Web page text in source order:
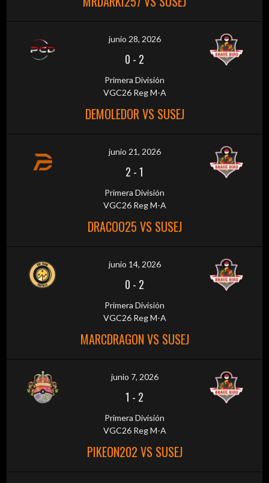
junio 28, 2026
0 - 2
Primera División
VGC26 Reg M-A
DEMOLEDOR VS SUSEJ
junio 21, 2026
2 -1
Primera División
VGC26 Reg M-A
DRACOO25 VS SUSEJ
junio 14, 2026
0 - 2
Primera División
VGC26 Reg M-A
MARCDRAGON VS SUSEJ
junio 7, 2026
1 - 2
Primera División
VGC26 Reg M-A
PIKEON202 VS SUSEJ